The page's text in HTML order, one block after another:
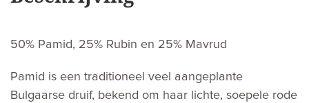
50% Pamid, 25% Rubin en 25% Mavrud
Pamid is een traditioneel veel aangeplante
Bulgaarse druif, bekend om haar lichte, soepele rode